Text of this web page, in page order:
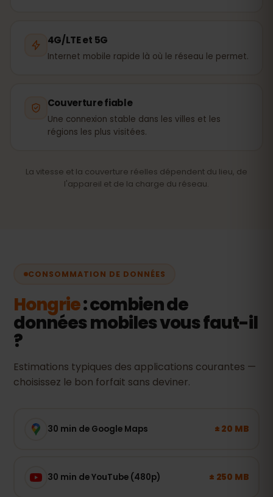
4G/LTE et 5G
Internet mobile rapide là où le réseau le permet.
Couverture fiable
Une connexion stable dans les villes et les
régions les plus visitées.
La vitesse et la couverture réelles dépendent du lieu, de
l'appareil et de la charge du réseau.
CONSOMMATION DE DONNÉES
Hongrie: combien de
données mobiles vous faut-il
?
Estimations typiques des applications courantes —
choisissez le bon forfait sans deviner.
30 min de Google Maps ± 20 MB
30 min de YouTube (480p) ± 250 MB